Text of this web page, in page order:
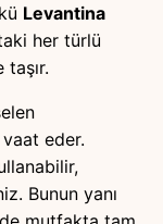
Levantina
her türlü
eder.
Bunun yanı